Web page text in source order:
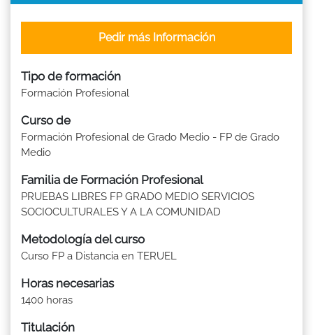
Tipo de formación
Formación Profesional
Curso de
Formación Profesional de Grado Medio - FP de Grado
Medio
Familia de Formación Profesional
PRUEBAS LIBRES FP GRADO MEDIO SERVICIOS
SOCIOCULTURALES Y A LA COMUNIDAD
Metodología del curso
Curso FP a Distancia en TERUEL
Horas necesarias
1400 horas
Titulación
Pedir más Información